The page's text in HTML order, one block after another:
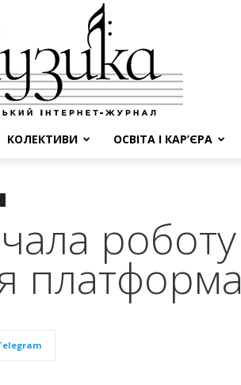
КОЛЕКТИВИ ОСВІТА І КАР’ЄРА
роботу
платформа